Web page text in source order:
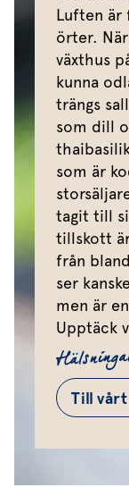
Luften är
örter.
växthus
kunna
trängs
som dill
som är
tagit till
tillskott
från
ser
men är
Upptäck
Till